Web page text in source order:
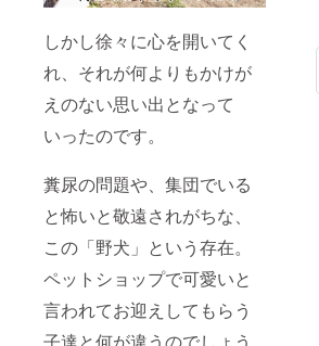
しかし徐々に心を開いてく
れ、それが何よりもかけが
えのない思い出となって
いったのです。
糞尿の問題や、集団でいる
と怖いと敬遠されがちな、
この「野犬」という存在。
ペットショップで可愛いと
言われてお迎えしてもらう